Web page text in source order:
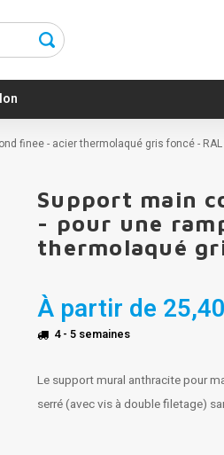
finee - acier thermolaqué gris foncé - RAL
Support main
- pour une
thermolaqué
À partir de
4 - 5 semaines
Le support mural anthracite pour
serré (avec vis à double filetage)